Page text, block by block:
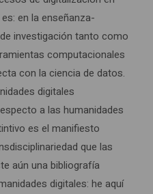
en la enseñanza-
investigación tanto como
computacionales
con la ciencia de datos.
digitales
a las humanidades
es el manifiesto
que las
aún una bibliografía
digitales: he aquí